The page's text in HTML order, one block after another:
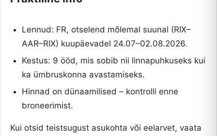
Lennud: FR, otselend mõlemal suunal (RIX–
AAR–RIX) kuupäevadel 24.07–02.08.2026.
Kestus: 9 ööd, mis sobib nii linnapuhkuseks kui
ka ümbruskonna avastamiseks.
Hinnad on dünaamilised – kontrolli enne
broneerimist.
Kui otsid teistsugust asukohta või eelarvet, vaata